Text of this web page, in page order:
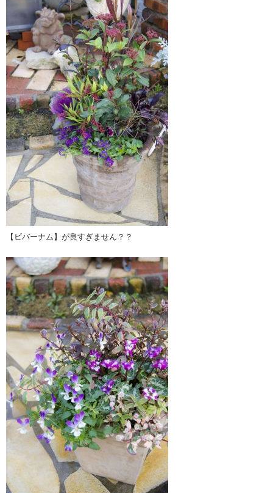
【ビバーナム】が良すぎません？？